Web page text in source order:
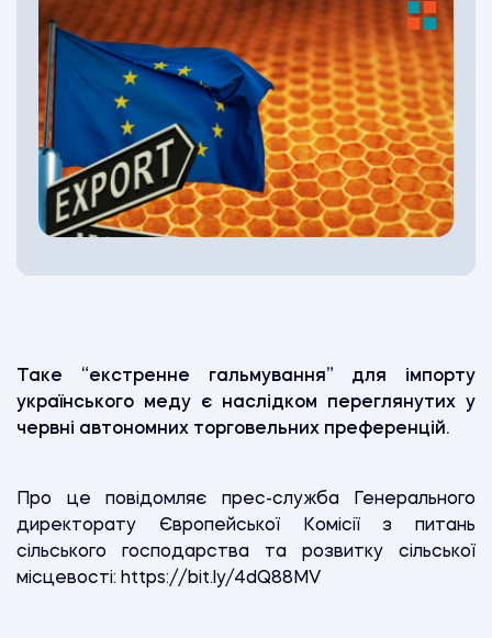
Таке “екстренне гальмування” для імпорту
українського меду є наслідком переглянутих у
червні автономних торговельних преференцій.
Про це повідомляє прес-служба Генерального
директорату Європейської Комісії з питань
сільського господарства та розвитку сільської
місцевості: https://bit.ly/4dQ88MV